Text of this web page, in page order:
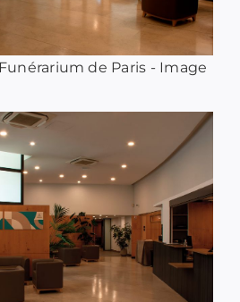
de Paris - Image